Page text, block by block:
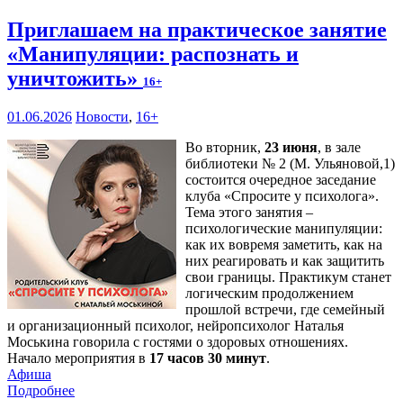
Приглашаем на практическое занятие
«Манипуляции: распознать и
уничтожить» 16+
01.06.2026 Новости, 16+
Во вторник, 23 июня, в зале
библиотеки № 2 (М. Ульяновой,1)
состоится очередное заседание
клуба «Спросите у психолога».
Тема этого занятия –
психологические манипуляции:
как их вовремя заметить, как на
них реагировать и как защитить
свои границы. Практикум станет
логическим продолжением
прошлой встречи, где семейный
и организационный психолог, нейропсихолог Наталья
Моськина говорила с гостями о здоровых отношениях.
Начало мероприятия в 17 часов 30 минут.
Афиша
Подробнее